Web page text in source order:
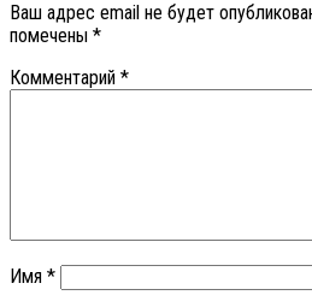
Ваш адрес email не будет
помечены *
Комментарий *
Имя *